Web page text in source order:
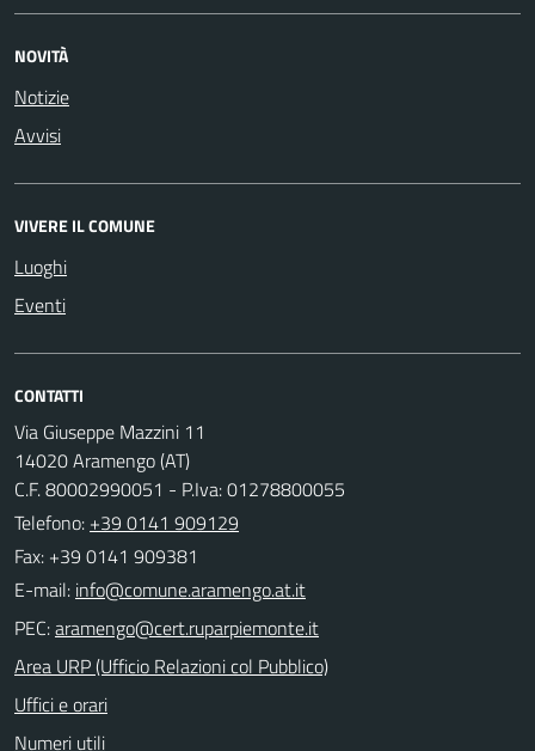
NOVITÀ
Notizie
Avvisi
VIVERE IL COMUNE
Luoghi
Eventi
CONTATTI
Via Giuseppe Mazzini 11
14020 Aramengo (AT)
C.F. 80002990051 - P.Iva: 01278800055
Telefono: +39 0141 909129
Fax: +39 0141 909381
E-mail:
PEC:
Area URP (Ufficio Relazioni col Pubblico)
Uffici e orari
Numeri utili